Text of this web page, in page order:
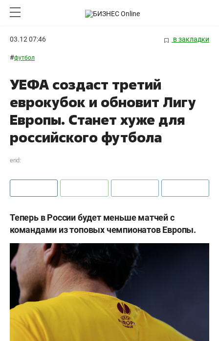
03.12 07:46 в закладки
#футбол
УЕФА создаст третий
еврокубок и обновит Лигу
Европы. Станет хуже для
российского футбола
erid:
Теперь в России будет меньше матчей с
командами из топовых чемпионатов Европы.